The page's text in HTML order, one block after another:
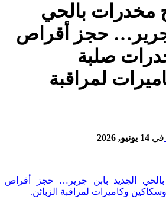
بالحي
جرير… حجز أقراص
صلبة
لمراقبة
في 14 يونيو, 2026
الجديد بابن جرير… حجز أقراص
وكاميرات لمراقبة الزبائن.